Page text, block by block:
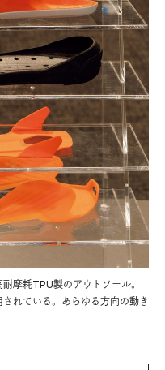
摩耗TPU製のアウトソール。
れている。あらゆる方向の動き